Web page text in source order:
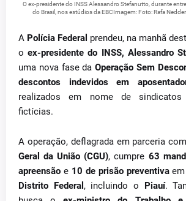
O ex-presidente do INSS Alessandro Stefanutto, durante
do Brasil, nos estúdios da EBCImagem: Foto: Rafa
A Polícia Federal prendeu, na manhã
oex-presidente do INSS, Alessandro
uma nova fase da Operação Sem
descontos indevidos em
realizados em nome de
fictícias.
A operação, deflagrada em parceria
Geral da União (CGU), cumpre 63
apreensão e 10 de prisão preventivaem
Distrito Federal , incluindo o Piauí.